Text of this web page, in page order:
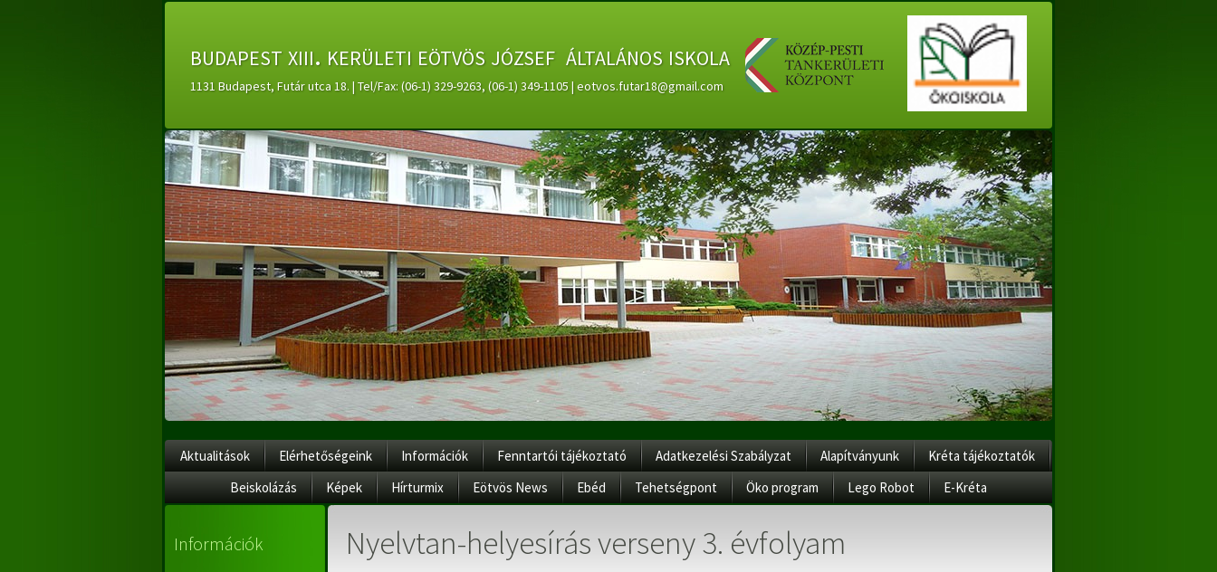
budapest xiii. kerületi eötvös józsef általános iskola
1131 Budapest, Futár utca 18. | Tel/Fax: (06-1) 329-9263, (06-1) 349-1105 | eotvos.futar18@gmail.com
Aktualitások Elérhetőségeink Információk Fenntartói tájékoztató Adatkezelési Szabályzat Alapítványunk
Kréta tájékoztatók
Beiskolázás
Képek Hírturmix Eötvös News Ebéd Tehetségpont Öko program Lego Robot E-Kréta
Információk Nyelvtan-helyesírás verseny 3. évfolyam